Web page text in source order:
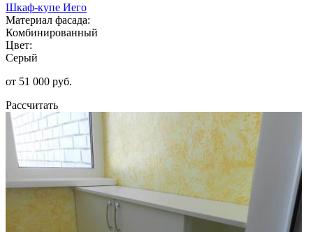
Шкаф-купе Иего
Материал фасада:
Комбинированный
Цвет:
Серый
от 51 000 руб.
Рассчитать